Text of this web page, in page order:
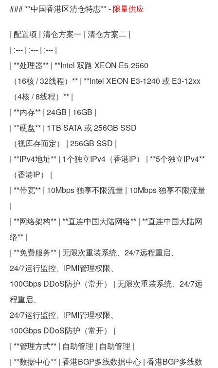
### **中国香港区清仓特惠** - 限量供应
| 配置项 | 清仓方案一 | 清仓方案二 |
| :--- | :--- | :--- |
| **处理器** | **Intel 双路 XEON E5-2660
（16核 / 32线程）** | **Intel XEON E3-1240 或 E3-12xx
（4核 / 8线程）** |
| **内存** | 24GB | 16GB |
| **硬盘** | 1TB SATA 或 256GB SSD
（视库存而定） | 256GB SSD |
| **IPv4地址** | 1个独立IPv4（香港IP） | **5个独立IPv4**
（香港IP） |
| **带宽** | 10Mbps 独享不限流量 | 10Mbps 独享不限流量
|
| **网络架构** | **直连中国大陆网络** | **直连中国大陆网
络** |
| **免费服务** | 无限次重装系统、24/7远程重启、
24/7运行监控、IPMI管理权限、
100Gbps DDoS防护（常开） | 无限次重装系统、24/7远
程重启、
24/7运行监控、IPMI管理权限、
100Gbps DDoS防护（常开） |
| **管理方式** | 自助管理 | 自助管理 |
| **数据中心** | 香港BGP多线数据中心 | 香港BGP多线数